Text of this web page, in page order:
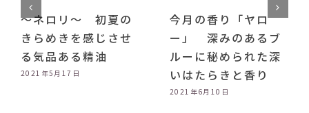
～アボカドオイル
～ 美肌や美髪に役
立つオールラウンダ
ーオイル
～ネロリ～ 初夏の
きらめきを感じさせ
る気品ある精油
2021年5月17日